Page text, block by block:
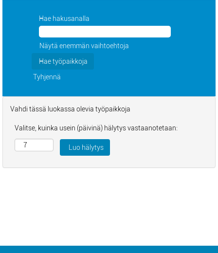
Hae hakusanalla
Näytä enemmän vaihtoehtoja
Tyhjennä
Vahdi tässä luokassa olevia työpaikkoja
Valitse, kuinka usein (päivinä) hälytys vastaanotetaan: